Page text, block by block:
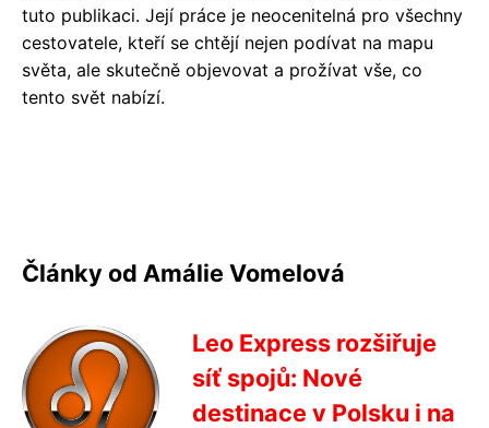
tuto publikaci. Její práce je neocenitelná pro všechny
cestovatele, kteří se chtějí nejen podívat na mapu
světa, ale skutečně objevovat a prožívat vše, co
tento svět nabízí.
Články od Amálie Vomelová
Leo Express rozšiřuje
síť spojů: Nové
destinace v Polsku i na